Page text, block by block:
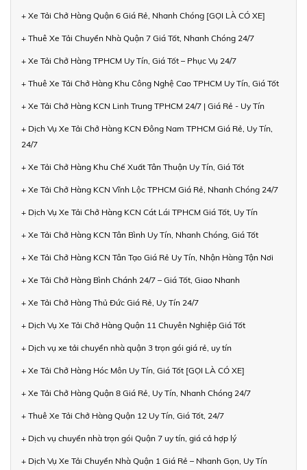
+ Xe Tải Chở Hàng Quận 6 Giá Rẻ, Nhanh Chóng [GỌI LÀ CÓ XE]
+ Thuê Xe Tải Chuyển Nhà Quận 7 Giá Tốt, Nhanh Chóng 24/7
+ Xe Tải Chở Hàng TPHCM Uy Tín, Giá Tốt – Phục Vụ 24/7
+ Thuê Xe Tải Chở Hàng Khu Công Nghệ Cao TPHCM Uy Tín, Giá Tốt
+ Xe Tải Chở Hàng KCN Linh Trung TPHCM 24/7 | Giá Rẻ - Uy Tín
+ Dịch Vụ Xe Tải Chở Hàng KCN Đông Nam TPHCM Giá Rẻ, Uy Tín,
24/7
+ Xe Tải Chở Hàng Khu Chế Xuất Tân Thuận Uy Tín, Giá Tốt
+ Xe Tải Chở Hàng KCN Vĩnh Lộc TPHCM Giá Rẻ, Nhanh Chóng 24/7
+ Dịch Vụ Xe Tải Chở Hàng KCN Cát Lái TPHCM Giá Tốt, Uy Tín
+ Xe Tải Chở Hàng KCN Tân Bình Uy Tín, Nhanh Chóng, Giá Tốt
+ Xe Tải Chở Hàng KCN Tân Tạo Giá Rẻ Uy Tín, Nhận Hàng Tận Nơi
+ Xe Tải Chở Hàng Bình Chánh 24/7 – Giá Tốt, Giao Nhanh
+ Xe Tải Chở Hàng Thủ Đức Giá Rẻ, Uy Tín 24/7
+ Dịch Vụ Xe Tải Chở Hàng Quận 11 Chuyên Nghiệp Giá Tốt
+ Dịch vụ xe tải chuyển nhà quận 3 trọn gói giá rẻ, uy tín
+ Xe Tải Chở Hàng Hóc Môn Uy Tín, Giá Tốt [GỌI LÀ CÓ XE]
+ Xe Tải Chở Hàng Quận 8 Giá Rẻ, Uy Tín, Nhanh Chóng 24/7
+ Thuê Xe Tải Chở Hàng Quận 12 Uy Tín, Giá Tốt, 24/7
+ Dịch vụ chuyển nhà trọn gói Quận 7 uy tín, giá cả hợp lý
+ Dịch Vụ Xe Tải Chuyển Nhà Quận 1 Giá Rẻ – Nhanh Gọn, Uy Tín